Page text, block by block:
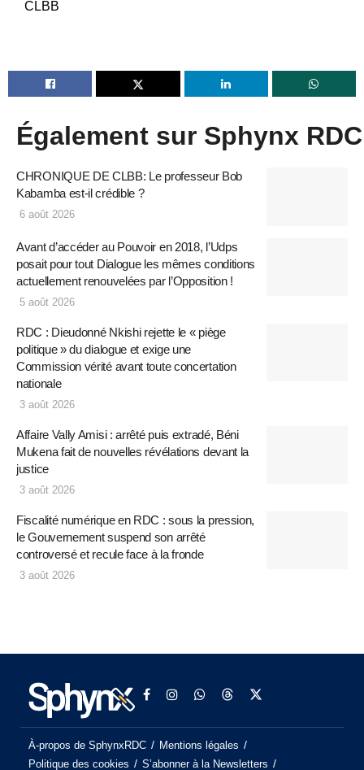
CLBB
Également sur Sphynx RDC
CHRONIQUE DE CLBB: Le professeur Bob
Kabamba est-il crédible ?
6 août 2026
Avant d’accéder au Pouvoir en 2018, l’Udps
posait pour tout Dialogue les mêmes conditions
actuellement renouvelées par l’Opposition !
5 août 2026
RDC : Dieudonné Nkishi rejette le « piège
politique » du dialogue et exige une
Commission vérité avant toute concertation
nationale
3 août 2026
Affaire Vally Amisi : arrêté puis extradé, Béni
Mukena fait de nouvelles révélations devant la
justice
3 août 2026
Fiscalité numérique en RDC : sous la pression,
le Gouvernement suspend son arrêté
controversé et recule face à la fronde
3 août 2026
À-propos de SphynxRDC
Mentions légales
Politique des cookies
S’abonner à la Newsletters